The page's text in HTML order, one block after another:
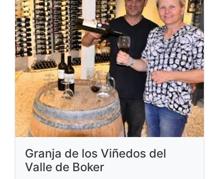
Granja de los Viñedos del
Valle de Boker